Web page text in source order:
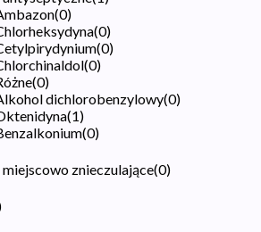
(0)
(0)
(0)
(0)
(0)
dichlorobenzylowy(0)
(1)
(0)
znieczulające(0)